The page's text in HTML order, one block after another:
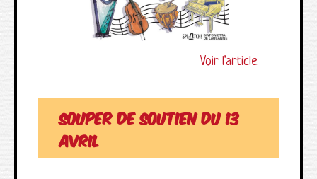
Voir l'article
Souper de soutien du 13
avril